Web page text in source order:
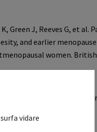
vidare